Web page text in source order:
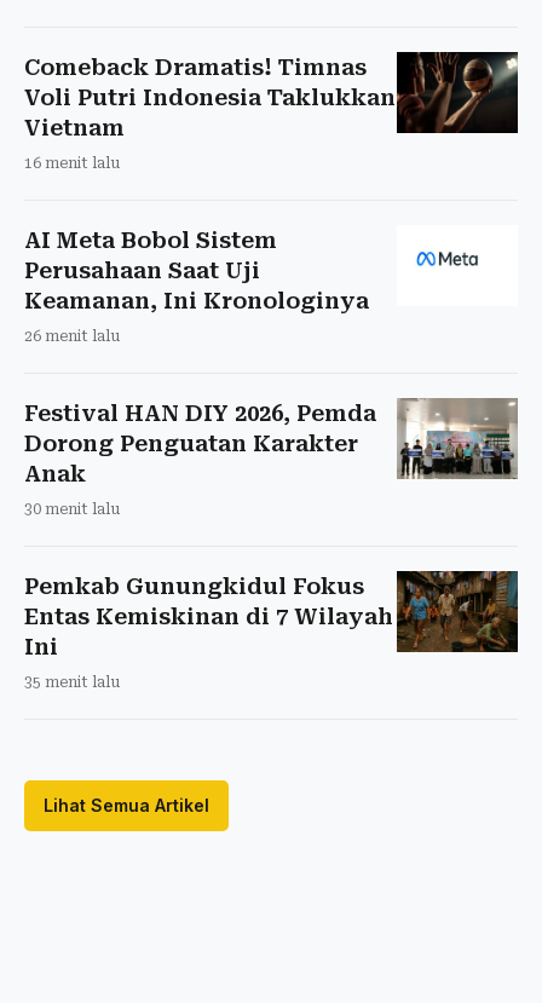
Comeback Dramatis! Timnas
Voli Putri Indonesia Taklukkan
Vietnam
16 menit lalu
AI Meta Bobol Sistem
Perusahaan Saat Uji
Keamanan, Ini Kronologinya
26 menit lalu
Festival HAN DIY 2026, Pemda
Dorong Penguatan Karakter
Anak
30 menit lalu
Pemkab Gunungkidul Fokus
Entas Kemiskinan di 7 Wilayah
Ini
35 menit lalu
Lihat Semua Artikel